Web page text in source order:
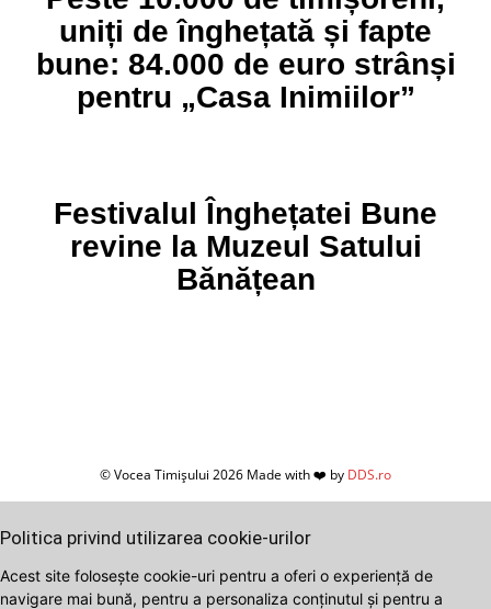
uniți de înghețată și fapte
bune: 84.000 de euro strânși
pentru „Casa Inimiilor”
Festivalul Înghețatei Bune
revine la Muzeul Satului
Bănățean
© Vocea Timișului 2026 Made with ❤️ by DDS.ro
Politica privind utilizarea cookie-urilor
Acest site folosește cookie-uri pentru a oferi o experiență de
navigare mai bună, pentru a personaliza conținutul și pentru a